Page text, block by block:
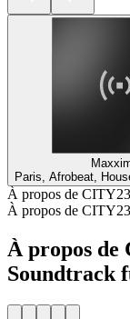
Paris, Afrobeat,
À propos de
À propos de
À propos de
Soundtrack